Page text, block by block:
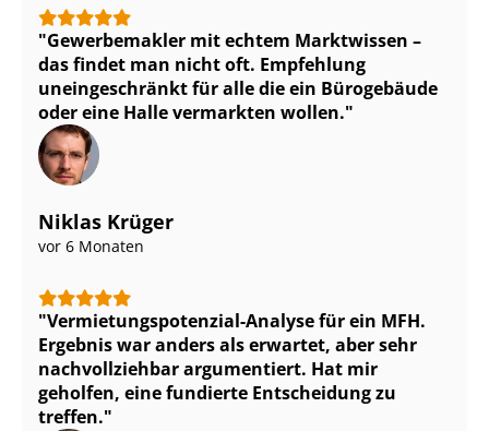
Gewerbemakler mit echtem Marktwissen –
das findet man nicht oft. Empfehlung
uneingeschränkt für alle die ein Bürogebäude
oder eine Halle vermarkten wollen.
Niklas Krüger
vor 6 Monaten
Ver­mie­tungs­po­ten­zi­al-Analyse für ein MFH.
Ergebnis war anders als erwartet, aber sehr
nachvollziehbar argumentiert. Hat mir
geholfen, eine fundierte Entscheidung zu
treffen.